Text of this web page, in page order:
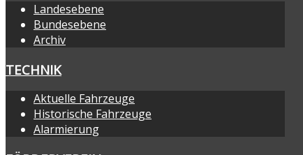
Landesebene
Bundesebene
Archiv
TECHNIK
Aktuelle Fahrzeuge
Historische Fahrzeuge
Alarmierung